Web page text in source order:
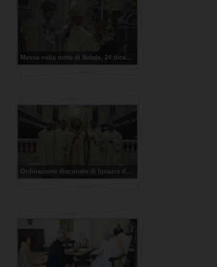
Messa nella notte di Natale, 24 dicembre 2020
Ordinazione diaconale di Ignazio de Nichilo e Massimiliano De Silvio